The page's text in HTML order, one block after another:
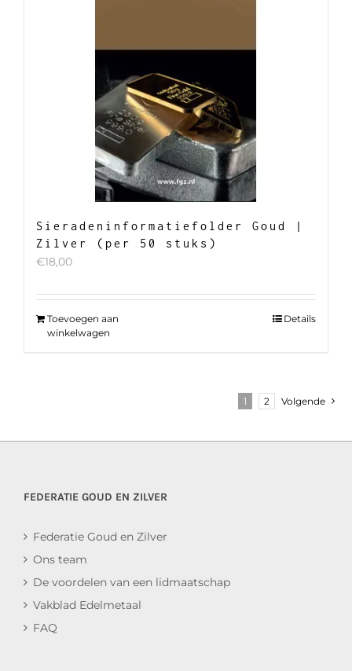
Sieradeninformatiefolder Goud |
Zilver (per 50 stuks)
€18,00
Toevoegen aan
winkelwagen
Details
1 2 Volgende
FEDERATIE GOUD EN ZILVER
Federatie Goud en Zilver
Ons team
De voordelen van een lidmaatschap
Vakblad Edelmetaal
FAQ